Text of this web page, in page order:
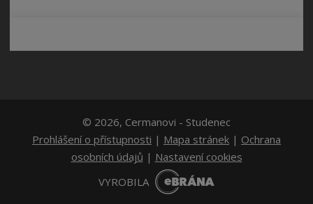
© 2026, Cermanovi - Studenec
Prohlášení o přístupnosti | Mapa stránek | Ochrana
osobních údajů | Nastavení cookies
VYROBILA
B